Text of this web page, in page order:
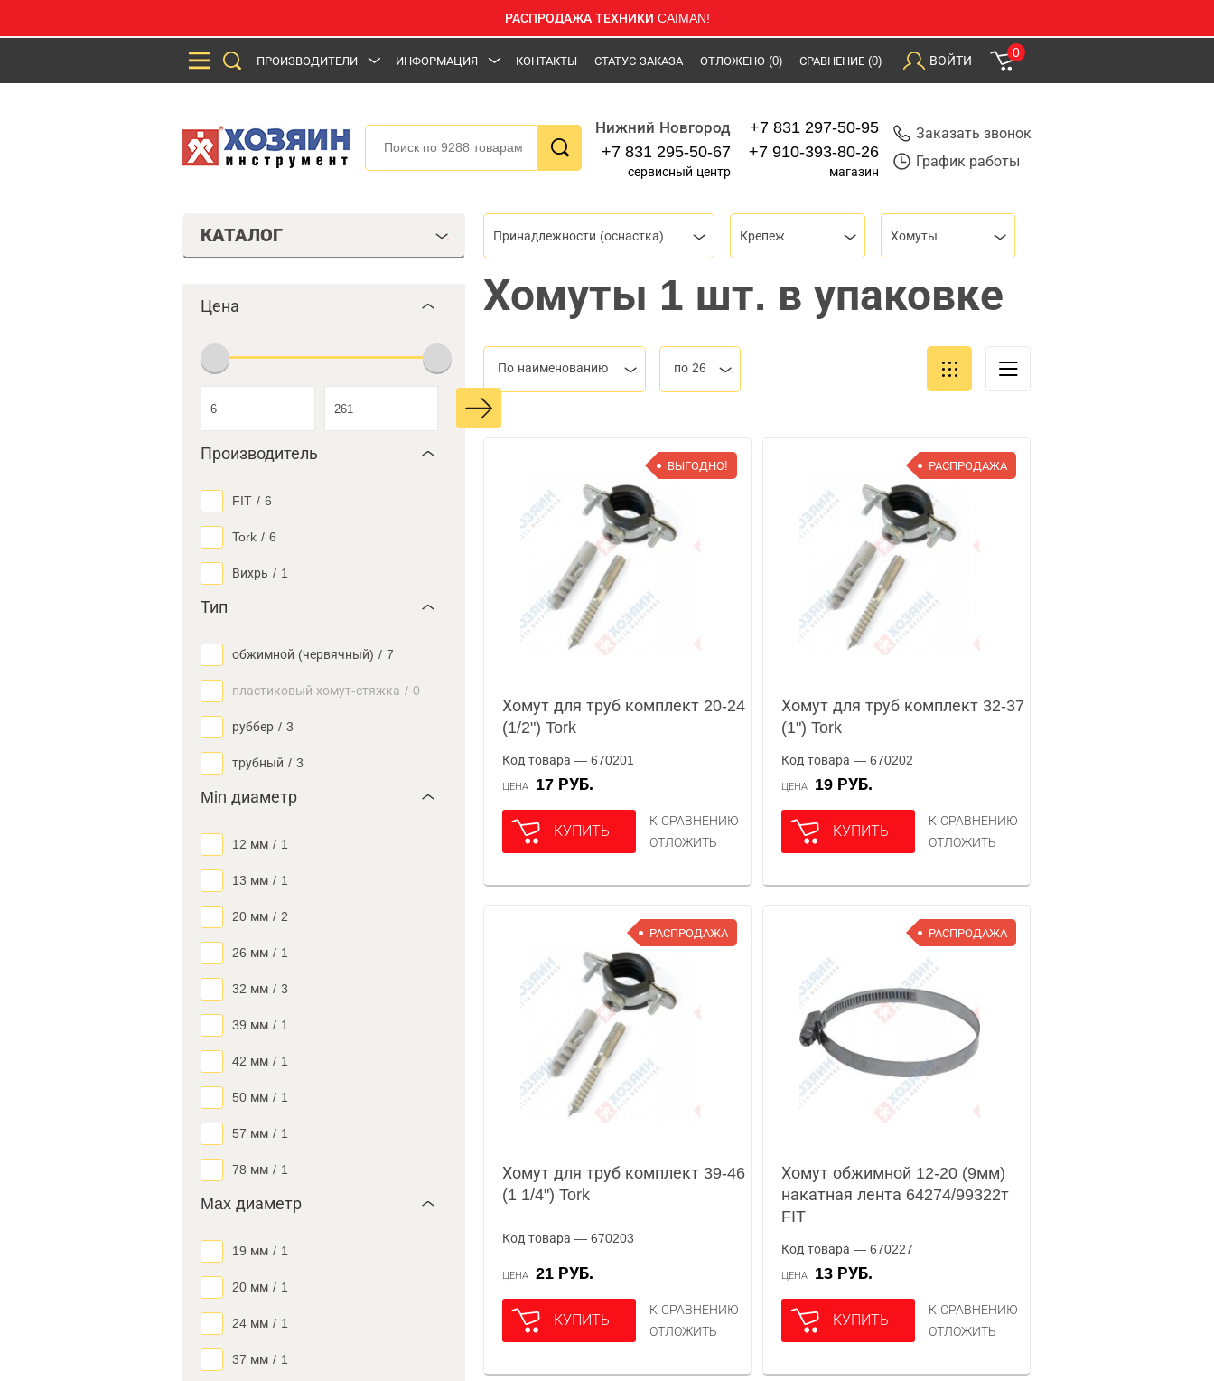
РАСПРОДАЖА ТЕХНИКИ CAIMAN!
ПРОИЗВОДИТЕЛИ ИНФОРМАЦИЯ КОНТАКТЫ СТАТУС ЗАКАЗА ОТЛОЖЕНО (0) СРАВНЕНИЕ (0) ВОЙТИ
0
Нижний Новгород
+7 831 295-50-67
сервисный центр
+7 831 297-50-95
+7 910-393-80-26
магазин
Заказать звонок
График работы
КАТАЛОГ
Цена
Производитель
FIT / 6
Tork / 6
Вихрь / 1
Тип
обжимной (червячный) / 7
пластиковый хомут-стяжка / 0
руббер / 3
трубный / 3
Min диаметр
12 мм / 1
13 мм / 1
20 мм / 2
26 мм / 1
32 мм / 3
39 мм / 1
42 мм / 1
50 мм / 1
57 мм / 1
78 мм / 1
Max диаметр
19 мм / 1
20 мм / 1
24 мм / 1
37 мм / 1
Принадлежности (оснастка) Крепеж Хомуты
Хомуты 1 шт. в упаковке
По наименованию по 26
ВЫГОДНО!
Хомут для труб комплект 20-24
(1/2") Tork
Код товара — 670201
ЦЕНА 17 РУБ.
КУПИТЬ
К СРАВНЕНИЮ
ОТЛОЖИТЬ
РАСПРОДАЖА
Хомут для труб комплект 32-37
(1") Tork
Код товара — 670202
ЦЕНА 19 РУБ.
КУПИТЬ
К СРАВНЕНИЮ
ОТЛОЖИТЬ
РАСПРОДАЖА
Хомут для труб комплект 39-46
(1 1/4") Tork
Код товара — 670203
ЦЕНА 21 РУБ.
КУПИТЬ
К СРАВНЕНИЮ
ОТЛОЖИТЬ
РАСПРОДАЖА
Хомут обжимной 12-20 (9мм)
накатная лента 64274/99322т
FIT
Код товара — 670227
ЦЕНА 13 РУБ.
КУПИТЬ
К СРАВНЕНИЮ
ОТЛОЖИТЬ